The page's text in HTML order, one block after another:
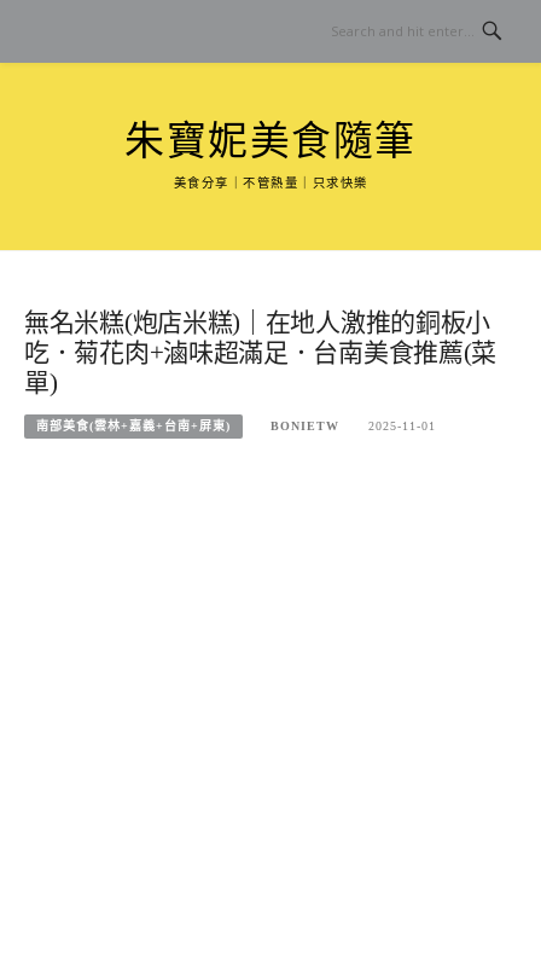
content
朱寶妮美食隨筆
美食分享｜不管熱量｜只求快樂
無名米糕(炮店米糕)｜在地人激推的銅板小
吃．菊花肉+滷味超滿足．台南美食推薦(菜
單)
南部美食(雲林+嘉義+台南+屏東) BONIETW 2025-11-01